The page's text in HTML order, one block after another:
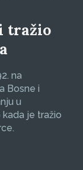
tražio
na
Bosne i
u
je tražio